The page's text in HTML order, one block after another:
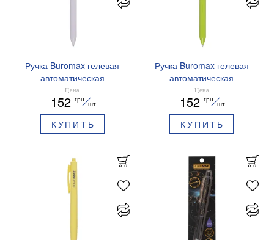
Ручка Buromax гелевая
автоматическая
PRESTIGE SILVER 0,5 мм
синие чернила BM.83102
Цена
152 грн
шт
КУПИТЬ
Ручка Buromax гелевая
автоматическая
PRESTIGE GOLD 0,5 мм
синие чернила BM.83101
Цена
152 грн
шт
КУПИТЬ